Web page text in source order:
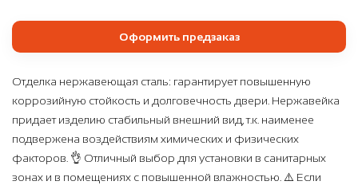
Оформить предзаказ
Отделка нержавеющая сталь: гарантирует повышенную
коррозийную стойкость и долговечность двери. Нержавейка
придает изделию стабильный внешний вид, т.к. наименее
подвержена воздействиям химических и физических
факторов. 👌 Отличный выбор для установки в санитарных
зонах и в помещениях с повышенной влажностью. ⚠️ Если